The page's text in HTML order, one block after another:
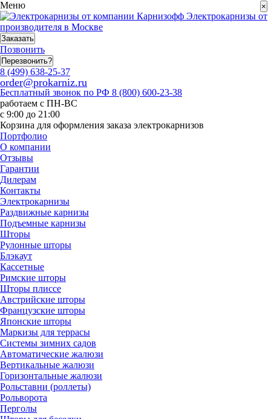
Меню
Электрокарнизы от
производителя в Москве
Заказать
Позвонить
Перезвонить?
8 (499) 638-25-37
order@prokarniz.ru
Бесплатный звонок по РФ 8 (800) 600-23-38
работаем с ПН-ВС
с 9:00 до 21:00
Корзина для оформления заказа электрокарнизов
Портфолио
О компании
Отзывы
Гарантии
Дилерам
Контакты
Электрокарнизы
Раздвижные карнизы
Подъемные карнизы
Шторы
Рулонные шторы
Блэкаут
Кассетные
Римские шторы
Шторы плиссе
Австрийские шторы
Французские шторы
Японские шторы
Маркизы для террасы
Системы зимних садов
Автоматические жалюзи
Вертикальные жалюзи
Горизонтальные жалюзи
Рольставни (роллеты)
Рольворота
Перголы
×